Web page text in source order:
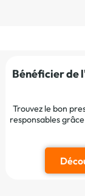
Bénéficier de
Trouvez le bon
responsables